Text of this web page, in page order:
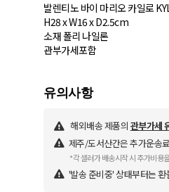
발렌티노 바이 마리오 카일로
H28 x W16 x D2.5cm
소재 폴리 나일론
유의사항
해외배송 제품의 관부가세
제주/도서산간은 추가운송
*각 셀러가 배송시작 시 추가비용
'발송 준비중' 상태부터는